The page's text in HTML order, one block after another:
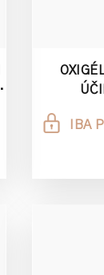
IBA